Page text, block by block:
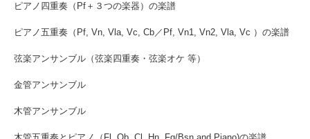
ピアノ四重奏（Pf＋３つの楽器）の楽譜
ピアノ五重奏（Pf, Vn, Vla, Vc, Cb／Pf, Vn1, Vn2, Vla, Vc ）の楽譜
弦楽アンサンブル（弦楽四重奏・弦楽オケ 等）
金管アンサンブル
木管アンサンブル